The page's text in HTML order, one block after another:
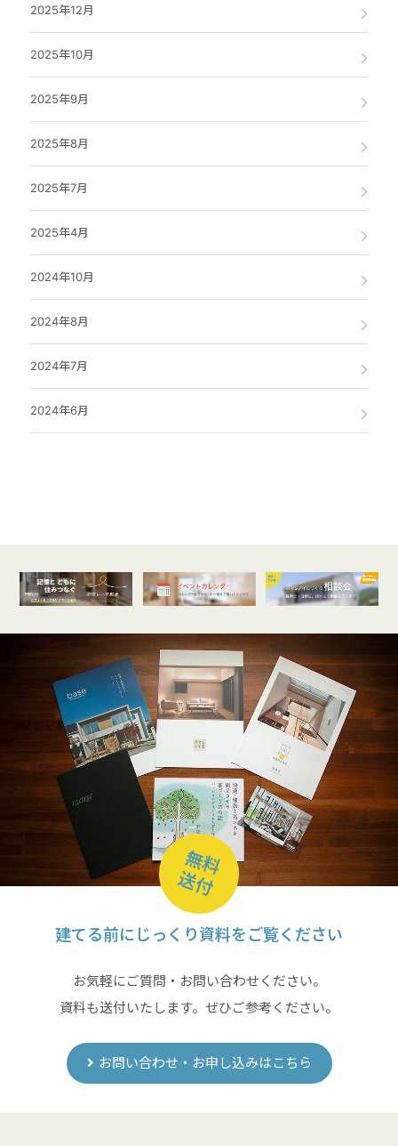
2025年12月
2025年10月
2025年9月
2025年8月
2025年7月
2025年4月
2024年10月
2024年8月
2024年7月
2024年6月
オンライン
開催受付中
無料
送付
建てる前にじっくり資料をご覧ください
お気軽にご質問・お問い合わせください。
資料も送付いたします。ぜひご参考ください。
お問い合わせ・お申し込みはこちら